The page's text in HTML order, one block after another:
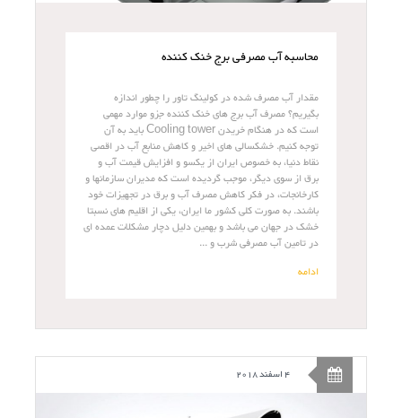
محاسبه آب مصرفی برج خنک کننده
مقدار آب مصرف شده در کولینگ تاور را چطور اندازه
بگیریم؟ مصرف آب برج های خنک کننده جزو موارد مهمی
است که در هنگام خریدن Cooling tower باید به آن
توجه کنیم. خشکسالی های اخیر و کاهش منابع آب در اقصی
نقاط دنیا، به خصوص ایران از یکسو و افزایش قیمت آب و
برق از سوی دیگر، موجب گردیده است که مدیران سازمانها و
کارخانجات، در فکر کاهش مصرف آب و برق در تجهیزات خود
باشند. به صورت کلی کشور ما ایران، یکی از اقلیم های نسبتا
خشک در جهان می باشد و بهمین دلیل دچار مشکلات عمده ای
در تامین آب مصرفی شرب و ...
ادامه
4 اسفند 2018